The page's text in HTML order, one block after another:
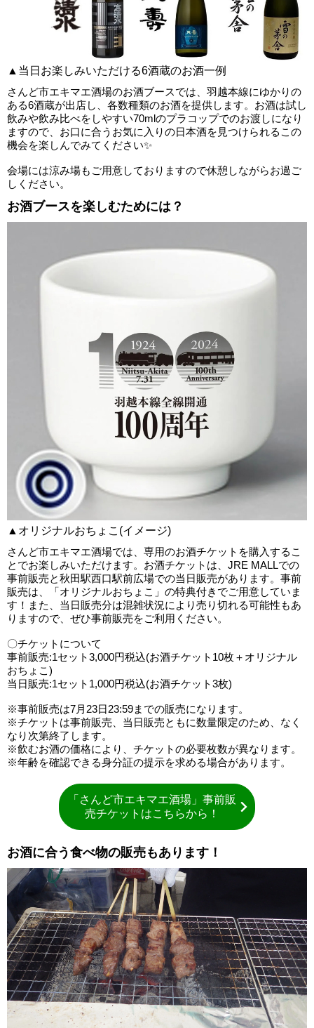
▲当日お楽しみいただける6酒蔵のお酒一例
さんど市エキマエ酒場のお酒ブースでは、羽越本線にゆかりの
ある6酒蔵が出店し、各数種類のお酒を提供します。お酒は試し
飲みや飲み比べをしやすい70mlのプラコップでのお渡しになり
ますので、お口に合うお気に入りの日本酒を見つけられるこの
機会を楽しんでみてください✨
会場には涼み場もご用意しておりますので休憩しながらお過ご
しください。
お酒ブースを楽しむためには？
▲オリジナルおちょこ(イメージ)
さんど市エキマエ酒場では、専用のお酒チケットを購入するこ
とでお楽しみいただけます。お酒チケットは、JRE MALLでの
事前販売と秋田駅西口駅前広場での当日販売があります。事前
販売は、「オリジナルおちょこ」の特典付きでご用意していま
す！また、当日販売分は混雑状況により売り切れる可能性もあ
りますので、ぜひ事前販売をご利用ください。
〇チケットについて
事前販売:1セット3,000円税込(お酒チケット10枚＋オリジナル
おちょこ)
当日販売:1セット1,000円税込(お酒チケット3枚)
※事前販売は7月23日23:59までの販売になります。
※チケットは事前販売、当日販売ともに数量限定のため、なく
なり次第終了します。
※飲むお酒の価格により、チケットの必要枚数が異なります。
※年齢を確認できる身分証の提示を求める場合があります。
「さんど市エキマエ酒場」事前販
売チケットはこちらから！
お酒に合う食べ物の販売もあります！